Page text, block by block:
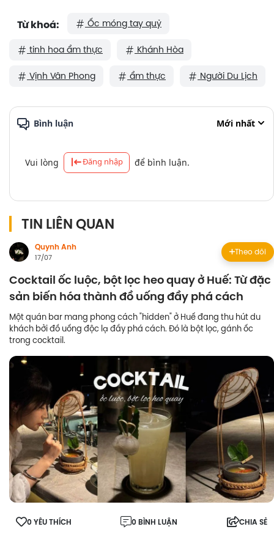
Từ khoá: Ốc móng tay quỷ
tinh hoa ẩm thực Khánh Hòa
Vịnh Vân Phong ẩm thực Người Du Lịch
Bình luận Mới nhất
Vui lòng Đăng nhập để bình luận.
TIN LIÊN QUAN
Quynh Anh
17/07
Theo dõi
Cocktail ốc luộc, bột lọc heo quay ở Huế: Từ đặc
sản biến hóa thành đồ uống đầy phá cách
Một quán bar mang phong cách "hidden" ở Huế đang thu hút du
khách bởi đồ uống độc lạ đầy phá cách. Đó là bột lọc, gánh ốc
trong cocktail.
0 YÊU THÍCH 0 BÌNH LUẬN CHIA SẺ